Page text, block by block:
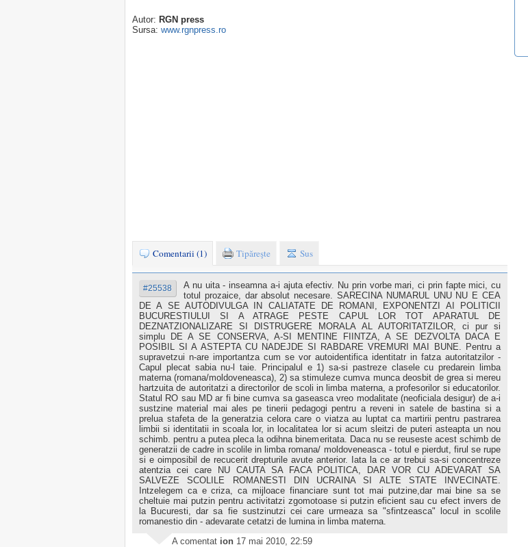
Autor: RGN press
Sursa: www.rgnpress.ro
Comentarii (1) Tipăreşte Sus
#25538
A nu uita - inseamna a-i ajuta efectiv. Nu prin vorbe mari, ci prin fapte mici, cu
totul prozaice, dar absolut necesare. SARECINA NUMARUL UNU NU E CEA
DE A SE AUTODIVULGA IN CALIATATE DE ROMANI, EXPONENTZI AI POLITICII
BUCURESTIULUI SI A ATRAGE PESTE CAPUL LOR TOT APARATUL DE
DEZNATZIONALIZARE SI DISTRUGERE MORALA AL AUTORITATZILOR, ci pur si
simplu DE A SE CONSERVA, A-SI MENTINE FIINTZA, A SE DEZVOLTA DACA E
POSIBIL SI A ASTEPTA CU NADEJDE SI RABDARE VREMURI MAI BUNE. Pentru a
supravetzui n-are importantza cum se vor autoidentifica identitatr in fatza autoritatzilor -
Capul plecat sabia nu-l taie. Principalul e 1) sa-si pastreze clasele cu predarein limba
materna (romana/moldoveneasca), 2) sa stimuleze cumva munca deosbit de grea si mereu
hartzuita de autoritatzi a directorilor de scoli in limba materna, a profesorilor si educatorilor.
Statul RO sau MD ar fi bine cumva sa gaseasca vreo modalitate (neoficiala desigur) de a-i
sustzine material mai ales pe tinerii pedagogi pentru a reveni in satele de bastina si a
prelua stafeta de la generatzia celora care o viatza au luptat ca martirii pentru pastrarea
limbii si identitatii in scoala lor, in localitatea lor si acum sleitzi de puteri asteapta un nou
schimb. pentru a putea pleca la odihna binemeritata. Daca nu se reuseste acest schimb de
generatzii de cadre in scolile in limba romana/ moldoveneasca - totul e pierdut, firul se rupe
si e oimposibil de recucerit drepturile avute anterior. Iata la ce ar trebui sa-si concentreze
atentzia cei care NU CAUTA SA FACA POLITICA, DAR VOR CU ADEVARAT SA
SALVEZE SCOLILE ROMANESTI DIN UCRAINA SI ALTE STATE INVECINATE.
Intzelegem ca e criza, ca mijloace financiare sunt tot mai putzine,dar mai bine sa se
cheltuie mai putzin pentru activitatzi zgomotoase si putzin eficient sau cu efect invers de
la Bucuresti, dar sa fie sustzinutzi cei care urmeaza sa "sfintzeasca" locul in scolile
romanestio din - adevarate cetatzi de lumina in limba materna.
A comentat ion 17 mai 2010, 22:59